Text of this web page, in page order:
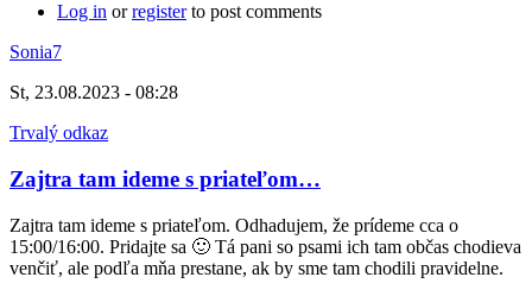
Log in orregisterto post comments
Sonia7
St, 23.08.2023 - 08:28
Trvalý odkaz
Zajtra tam ideme s priateľom…
Zajtra tam ideme s priateľom. Odhadujem, že prídeme cca o
15:00/16:00. Pridajte sa 🙂 Tá pani so psami ich tam občas chodieva
venčiť, ale podľa mňa prestane, ak by sme tam chodili pravidelne.